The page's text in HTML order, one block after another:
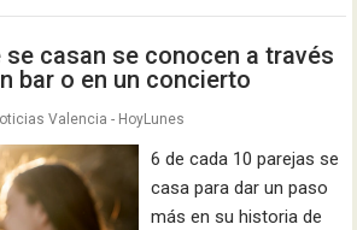
se casan se conocen a través
bar o en un concierto
Valencia - HoyLunes
6 de cada 10 parejas se
casa para dar un paso
más en su historia de